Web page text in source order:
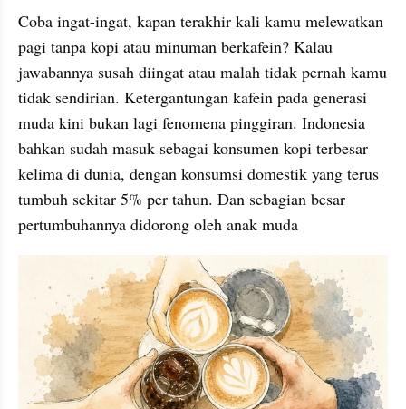
Coba ingat-ingat, kapan terakhir kali kamu melewatkan
pagi tanpa kopi atau minuman berkafein? Kalau
jawabannya susah diingat atau malah tidak pernah kamu
tidak sendirian. Ketergantungan kafein pada generasi
muda kini bukan lagi fenomena pinggiran. Indonesia
bahkan sudah masuk sebagai konsumen kopi terbesar
kelima di dunia, dengan konsumsi domestik yang terus
tumbuh sekitar 5% per tahun. Dan sebagian besar
pertumbuhannya didorong oleh anak muda